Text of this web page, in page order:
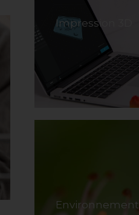
Impression 3D
Environnement